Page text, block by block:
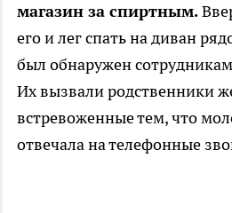
магазин за спиртным.
его и лег спать на диван
был обнаружен
Их вызвали родственники
встревоженные тем, что
отвечала на телефонные